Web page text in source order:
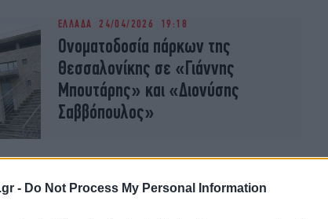
- Do Not Process My Personal Information
ΕΛΛΑΔΑ 24/04/2026 19:18
Ονοματοδοσία πάρκων της
Θεσσαλονίκης σε «Γιάννης
Μπουτάρης» και «Διονύσης
Σαββόπουλος»
Θεσσαλονίκη: Οικόπεδα που ήταν